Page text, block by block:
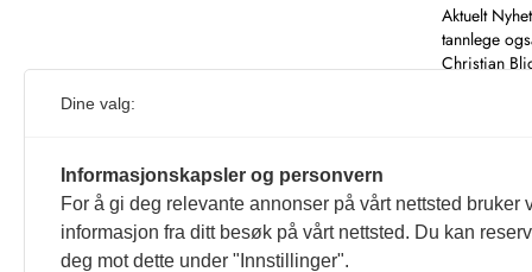
Aktuelt
tannlege
Christian
Dine valg:
Informasjonskapsler og personvern
For å gi deg relevante annonser på vårt nettsted bruker
informasjon fra ditt besøk på vårt nettsted. Du kan
deg mot dette under "Innstillinger".